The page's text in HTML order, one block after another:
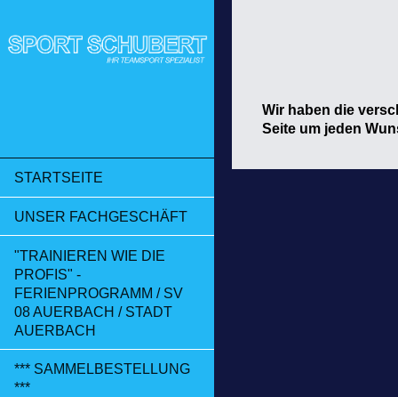
STARTSEITE
UNSER FACHGESCHÄFT
"TRAINIEREN WIE DIE
PROFIS" -
FERIENPROGRAMM / SV
08 AUERBACH / STADT
AUERBACH
*** SAMMELBESTELLUNG
***
Wir haben die
Seite um jeden